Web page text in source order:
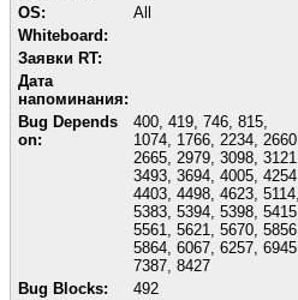
OS:
All
Whiteboard:
Заявки RT:
Дата
напоминания:
Bug Depends
on:
400 419 746 815
1074 1766 2234 2660
2665 2979 3098 3121
3493 3694 4005 4254
4403 4498 4623 5114
5383 5394 5398 5415
5561
5621 5670 5856
5864 6067 6257 6945
7387 8427
Bug Blocks:
492